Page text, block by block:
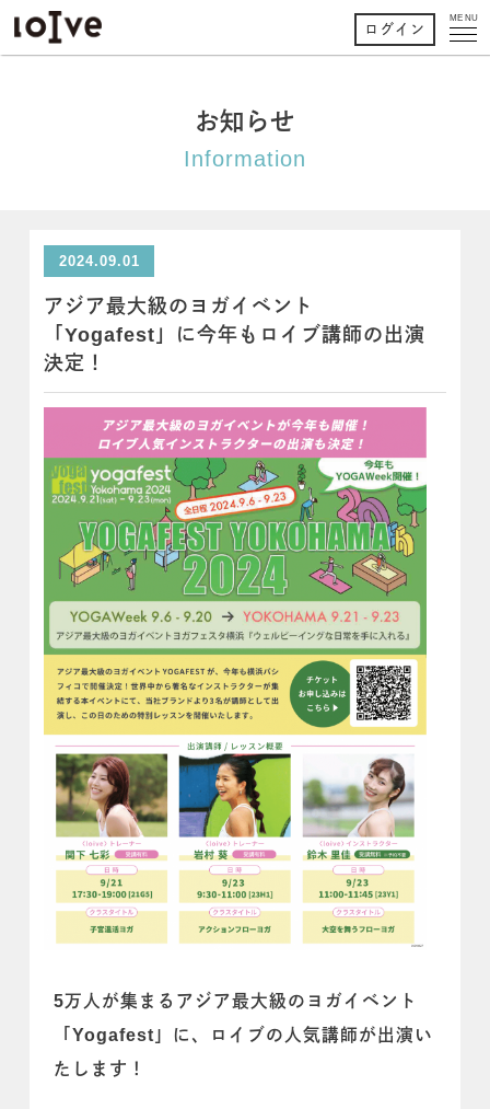
MENU
ログイン
お知らせ
Information
2024.09.01
アジア最大級のヨガイベント
「Yogafest」に今年もロイブ講師の出演
決定！
5万人が集まるアジア最大級のヨガイベント
「Yogafest」に、ロイブの人気講師が出演い
たします！